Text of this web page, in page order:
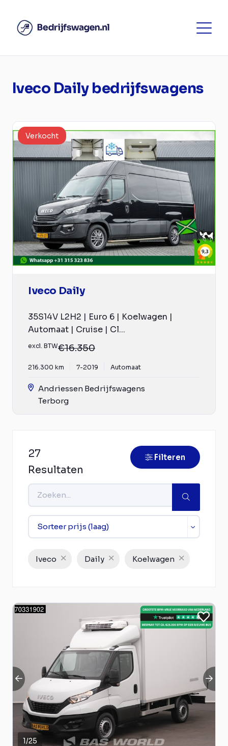
Iveco Daily bedrijfswagens
Verkocht
Iveco Daily
35S14V L2H2 | Euro 6 | Koelwagen |
Automaat | Cruise | Cl...
excl. BTW€16.350
216.300 km 7-2019 Automaat
Andriessen Bedrijfswagens
Terborg
27
Resultaten
Filteren
Iveco Daily Koelwagen
1/25